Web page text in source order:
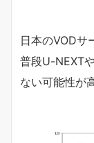
日本のVODサ
普段U-NEXT
ない可能性が